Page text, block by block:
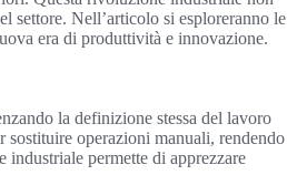
settore. Nell’articolo si esploreranno le
era di produttività e innovazione.
la definizione stessa del lavoro
sostituire operazioni manuali, rendendo
permette di apprezzare